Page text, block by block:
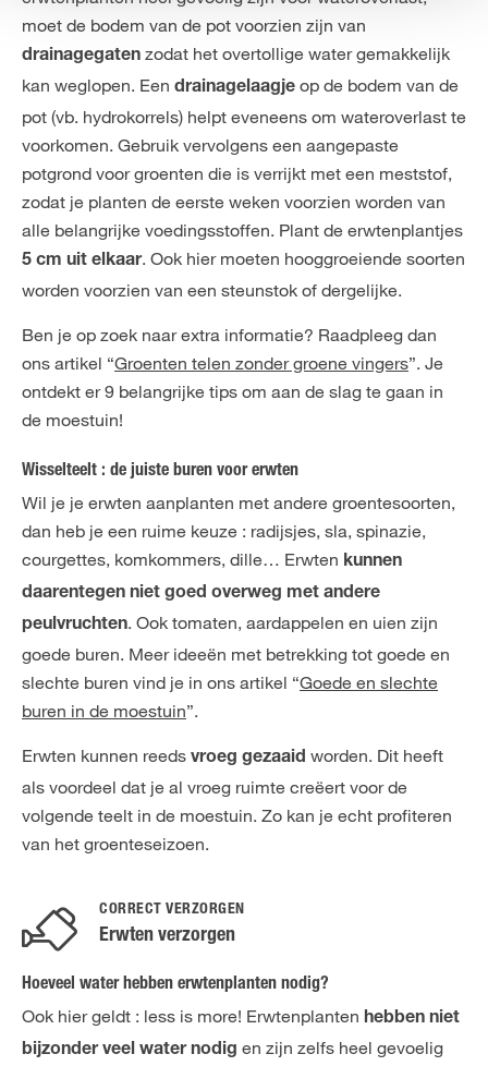
moet de bodem van de pot voorzien zijn van
drainagegaten zodat het overtollige water gemakkelijk
kan weglopen. Een drainagelaagje op de bodem van de
pot (vb. hydrokorrels) helpt eveneens om wateroverlast te
voorkomen. Gebruik vervolgens een aangepaste
potgrond voor groenten die is verrijkt met een meststof,
zodat je planten de eerste weken voorzien worden van
alle belangrijke voedingsstoffen. Plant de erwtenplantjes
5 cm uit elkaar. Ook hier moeten hooggroeiende soorten
worden voorzien van een steunstok of dergelijke.
Ben je op zoek naar extra informatie? Raadpleeg dan
ons artikel “Groenten telen zonder groene vingers”. Je
ontdekt er 9 belangrijke tips om aan de slag te gaan in
de moestuin!
Wisselteelt : de juiste buren voor erwten
Wil je je erwten aanplanten met andere groentesoorten,
dan heb je een ruime keuze : radijsjes, sla, spinazie,
courgettes, komkommers, dille… Erwten kunnen
daarentegen niet goed overweg met andere
peulvruchten. Ook tomaten, aardappelen en uien zijn
goede buren. Meer ideeën met betrekking tot goede en
slechte buren vind je in ons artikel “Goede en slechte
buren in de moestuin”.
Erwten kunnen reeds vroeg gezaaid worden. Dit heeft
als voordeel dat je al vroeg ruimte creëert voor de
volgende teelt in de moestuin. Zo kan je echt profiteren
van het groenteseizoen.
CORRECT VERZORGEN
Erwten verzorgen
Hoeveel water hebben erwtenplanten nodig?
Ook hier geldt : less is more! Erwtenplanten hebben niet
bijzonder veel water nodig en zijn zelfs heel gevoelig